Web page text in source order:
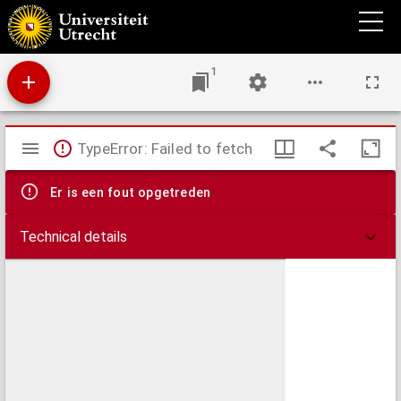
Oude muurschilderingen van de kerk te Bathmen in Overijsel
1
Mirador
viewer
TypeError: Failed to fetch
Er is een fout opgetreden
Technical details